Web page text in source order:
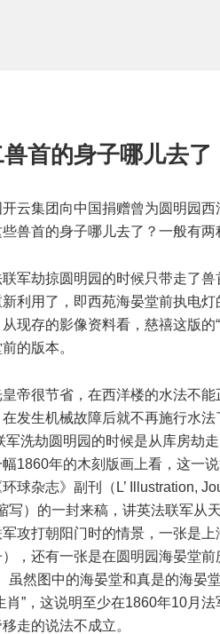
首的身子哪儿去了
云集团向中国捐赠曾为圆明园
兽首的身子哪儿去了？一般有两
军劫掠圆明园的时候只带走了兽
利用了，即西苑海晏堂前执电灯
现存的影像资料看，慈禧这版的
的版本。
帝很节省，在西洋楼的水法不
发生机械故障后就不再施行水法
军洗劫圆明园的时候是从库房劫
1860年的木刻版画上看，这一
球杂志》副刊（L’ Illustration,
写）的一封来稿，讲英法联军从
攻打朝阳门时的情景，一张是
，还有一张是在圆明园海晏堂
虽然图中的海晏堂和真是的海晏
肖”，这说明至少在1860年10月
走的说法不成立。